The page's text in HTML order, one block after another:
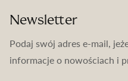
Newsletter
Podaj swój adres e-mail,
informacje o nowościach i